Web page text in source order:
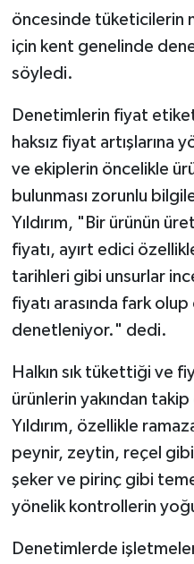
öncesinde tüketicilerin
için kent genelinde
söyledi.
Denetimlerin fiyat
haksız fiyat artışlarına
ve ekiplerin öncelikle
bulunması zorunlu
Yıldırım, "Bir ürünün
fiyatı, ayırt edici
tarihleri gibi unsurlar
fiyatı arasında fark olup
denetleniyor." dedi.
Halkın sık tükettiği ve
ürünlerin yakından
Yıldırım, özellikle
peynir, zeytin, reçel gibi
şeker ve pirinç gibi
yönelik kontrollerin
Denetimlerde